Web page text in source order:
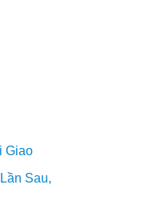
Giao
Sau,